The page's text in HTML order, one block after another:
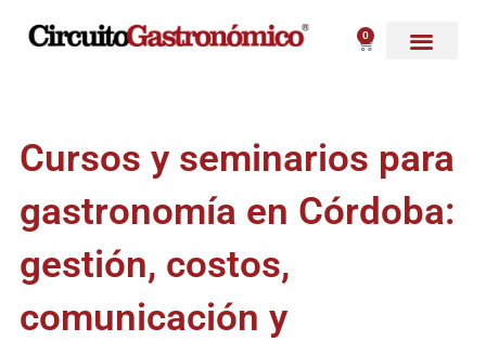
0
Carrito
Cursos y seminarios para
gastronomía en Córdoba:
gestión, costos,
comunicación y